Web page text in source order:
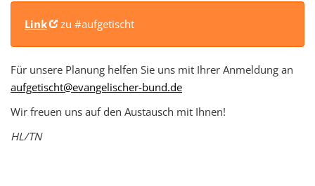
Link zu #aufgetischt
Für unsere Planung helfen Sie uns mit Ihrer Anmeldung an
aufgetischt@evangelischer-bund.de
Wir freuen uns auf den Austausch mit Ihnen!
HL/TN